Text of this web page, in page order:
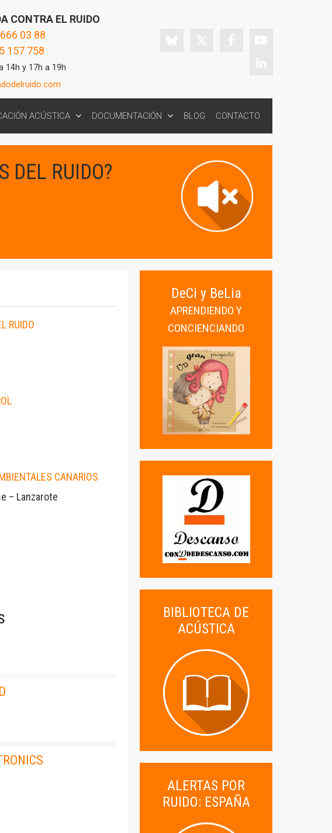
CONTRA EL RUIDO
03 88
157 758
14h y 17h a 19h
ACÚSTICA DOCUMENTACIÓN BLOG CONTACTO
DEL RUIDO?
RUIDO
CANARIOS
– Lanzarote
DeCi y BeLia
APRENDIENDO Y
CONCIENCIANDO
BIBLIOTECA DE
ACÚSTICA
ALERTAS POR
RUIDO: ESPAÑA